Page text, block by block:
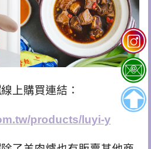
線上購買連結：
products/luyi-y